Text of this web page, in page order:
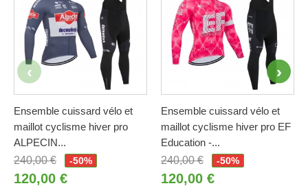
Ensemble cuissard vélo et
maillot cyclisme hiver pro
ALPECIN...
240,00 €
-50%
120,00 €
Ensemble cuissard vélo et
maillot cyclisme hiver pro EF
Education -...
240,00 €
-50%
120,00 €